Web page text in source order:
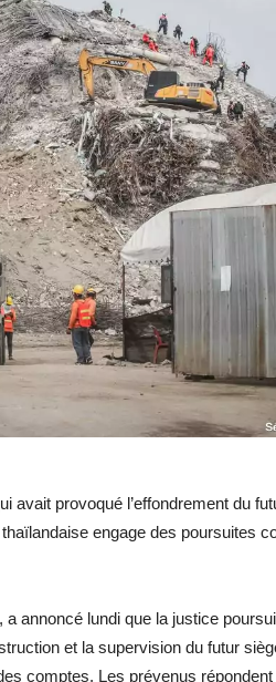
avait provoqué l’effondrement du
engage des poursuites
a annoncé lundi que la justice
et la supervision du futur
comptes. Les prévenus